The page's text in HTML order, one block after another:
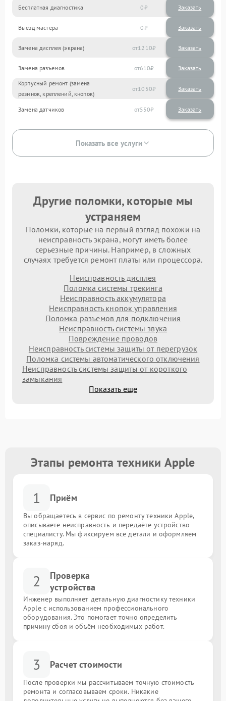
Бесплатная диагностика 0 Заказать
Выезд мастера 0 Заказать
Замена дисплея (экрана) 1210
Замена разъемов 610
Корпусный ремонт (замена
резинок, креплений, кнопок)
1050
Замена датчиков 550
Показать все услуги
Другие поломки, которые мы
устраняем
Поломки, которые на первый взгляд похожи на
неисправность экрана, могут иметь более
серьезные причины. Например, в сложных
случаях требуется ремонт платы или процессора.
Неисправность дисплея
Поломка системы трекинга
Неисправность аккумулятора
Неисправность кнопок управления
Поломка разъемов для подключения
Неисправность системы звука
Повреждение проводов
Неисправность системы защиты от перегрузок
Поломка системы автоматического отключения
Неисправность системы защиты от короткого
замыкания
Показать еще
Этапы ремонта техники Apple
1 Приём
Вы обращаетесь в сервис по ремонту техники Apple,
описываете неисправность и передаёте устройство
специалисту. Мы фиксируем все детали и оформляем
заказ-наряд.
2
Проверка
устройства
Инженер выполняет детальную диагностику техники
Apple с использованием профессионального
оборудования. Это помогает точно определить
причину сбоя и объём необходимых работ.
3 Расчет стоимости
После проверки мы рассчитываем точную стоимость
ремонта и согласовываем сроки. Никакие